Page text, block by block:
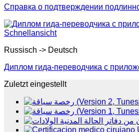
Справка о подтверждении
Schnellansicht
Russisch -> Deutsch
Диплом гида-переводчика с
Zuletzt eingestellt